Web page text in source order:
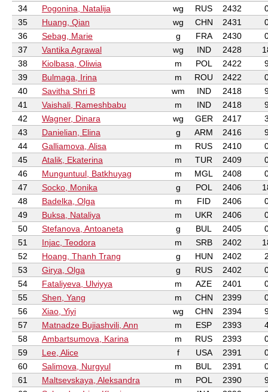
34
Pogonina, Natalija wg RUS 2432
35
Huang, Qian wg CHN 2431
36
Sebag, Marie g FRA 2430
37
Vantika Agrawal wg IND 2428
38
Kiolbasa, Oliwia m POL 2422
39
Bulmaga, Irina m ROU 2422
40
Savitha Shri B wm IND 2418
41
Vaishali, Rameshbabu m IND 2418
42
Wagner, Dinara wg GER 2417
43
Danielian, Elina g ARM 2416
44
Galliamova, Alisa m RUS 2410
45
Atalik, Ekaterina m TUR 2409
46
Munguntuul, Batkhuyag m MGL 2408
47
Socko, Monika g POL 2406
48
Badelka, Olga m FID 2406
49
Buksa, Nataliya m UKR 2406
50
Stefanova, Antoaneta g BUL 2405
51
Injac, Teodora m SRB 2402
52
Hoang, Thanh Trang g HUN 2402
53
Girya, Olga g RUS 2402
54
Fataliyeva, Ulviyya m AZE 2401
55
Shen, Yang m CHN 2399
56
Xiao, Yiyi wg CHN 2394
57
Matnadze Bujiashvili, Ann m ESP 2393
58
Ambartsumova, Karina m RUS 2393
59
Lee, Alice f USA 2391
60
Salimova, Nurgyul m BUL 2391
61
Maltsevskaya, Aleksandra m POL 2390